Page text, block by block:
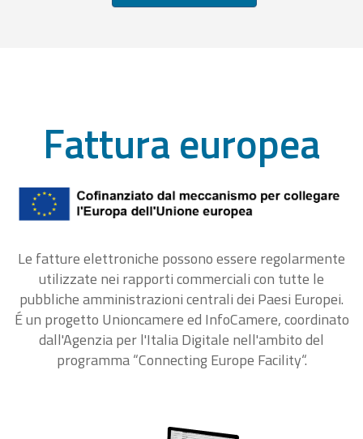
Fattura europea
Le fatture elettroniche possono essere regolarmente
utilizzate nei rapporti commerciali con tutte le
pubbliche amministrazioni centrali dei Paesi Europei.
É un progetto Unioncamere ed InfoCamere, coordinato
dall'Agenzia per l'Italia Digitale nell'ambito del
programma “Connecting Europe Facility“.